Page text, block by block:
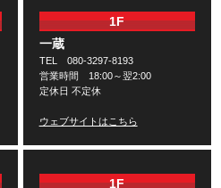
1F
一蔵
TEL 080-3297-8193
営業時間 18:00～翌2:00
定休日 不定休
ウェブサイトはこちら
1F